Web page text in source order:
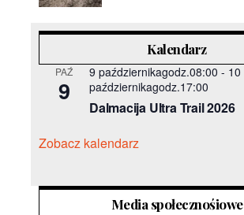
Kalendarz
PAŹ
9
9 październikagodz.08:00 - 10
październikagodz.17:00
Dalmacija Ultra Trail 2026
Zobacz kalendarz
Media społecznośiowe